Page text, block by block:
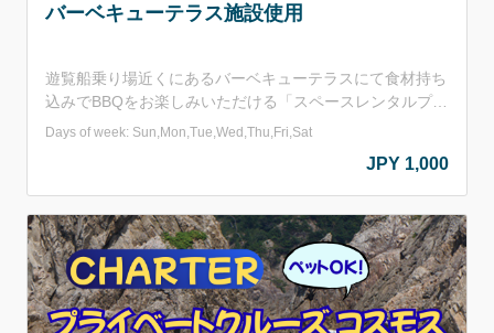
バーベキューテラス施設使用
遊覧船乗り場近くにあるバーベキューテラスにて食材持ち
込みでBBQをお楽しみいただける「スペースレンタルプラ
ン」 【営業期間】2026年5月1日～10月31日 【営業時
だきます。) 【バーベキュー施設利用料】 大人(中学生以
上) 1,000円/人 小学生 500円/人 ■含まれるもの BBQコン
ロ(網･鉄板付き)･テーブル･イス･トング･火ばさみ･調理台
&流し台使用料･ごみ処理代込み ■申込みについて お申し
込みは2名様以上でお願いしております。
Days of week: Sun,Mon,Tue,Wed,Thu,Fri,Sat
JPY 1,000